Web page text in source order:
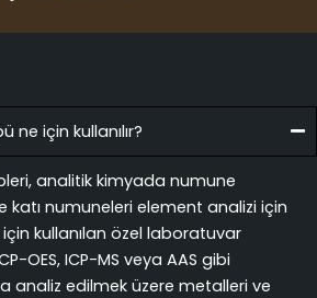
ne için kullanılır?
analitik kimyada numune
katı numuneleri element analizi için
kullanılan özel laboratuvar
OES, ICP-MS veya AAS gibi
analiz edilmek üzere metalleri ve